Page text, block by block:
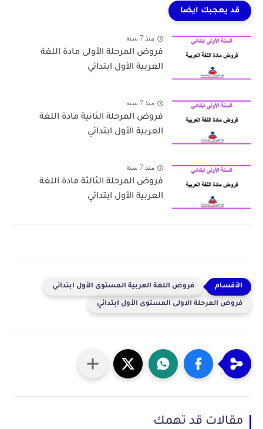
قد يعجبك ايضا
منذ 7 سنة
فروض المرحلة الأولى مادة اللغة
العربية الأول ابتدائي
منذ 7 سنة
فروض المرحلة الثانية مادة اللغة
العربية الأول ابتدائي
منذ 7 سنة
فروض المرحلة الثالثة مادة اللغة
العربية الأول ابتدائي
فروض اللغة العربية المستوى الأول ابتدائي
فروض المرحلة الاولى المستوى الأول ابتدائي
مقالات قد تهمك